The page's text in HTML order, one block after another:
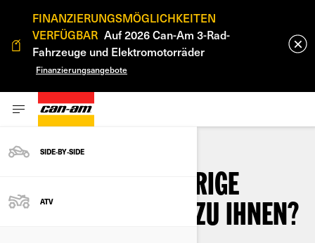
FINANZIERUNGSMÖGLICHKEITEN
VERFÜGBAR Auf 2026 Can-Am 3-Rad-
Fahrzeuge und Elektromotorräder
Finanzierungsangebote
SIDE‑BY‑SIDE
ATV
WELCHES DREIRÄDRIGE
MOTORRAD PASST ZU IHNEN?